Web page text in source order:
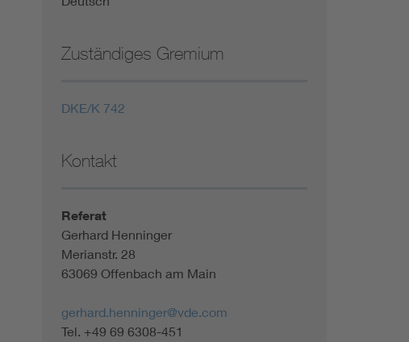
Zuständiges Gremium
DKE/K 742
Kontakt
Referat
Gerhard Henninger
Merianstr. 28
63069 Offenbach am Main
gerhard.henninger@vde.com
Tel. +49 69 6308-451